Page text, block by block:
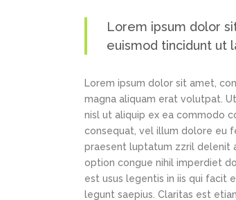
Lorem ipsum dolor
euismod tincidunt ut
Lorem ipsum dolor sit amet,
magna aliquam erat volutpat.
nisl ut aliquip ex ea commodo
consequat, vel illum dolore eu
praesent luptatum zzril delenit
option congue nihil imperdiet
est usus legentis in iis qui facit
legunt saepius. Claritas est